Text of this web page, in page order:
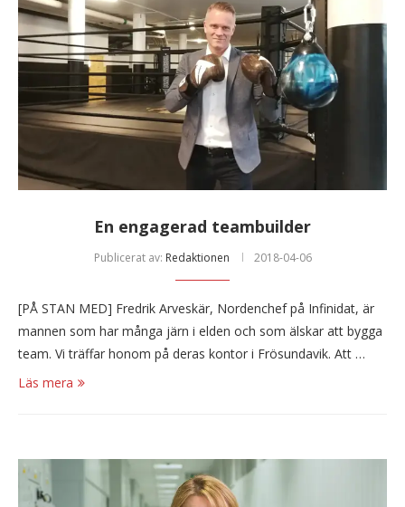
En engagerad teambuilder
Publicerat av: Redaktionen 2018-04-06
[PÅ STAN MED] Fredrik Arveskär, Nordenchef på Infinidat, är
mannen som har många järn i elden och som älskar att bygga
team. Vi träffar honom på deras kontor i Frösundavik. Att …
Läs mera